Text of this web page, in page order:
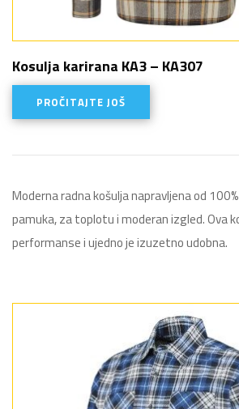
Kosulja karirana KA3 – KA307
PROČITAJTE JOŠ
Moderna radna košulja napravljena od
pamuka, za toplotu i moderan izgled. Ova
performanse i ujedno je izuzetno udobna.